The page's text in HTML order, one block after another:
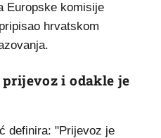
Europske komisije
hrvatskom
i odakle je
definira: "Prijevoz je